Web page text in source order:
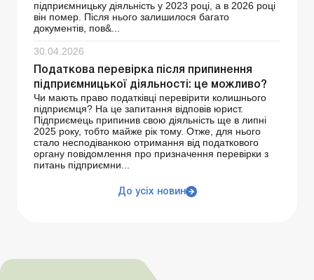
підприємницьку діяльність у 2023 році, а в 2026 році
він помер. Після нього залишилося багато
документів, пов&...
30.04.2026
Податкова перевірка після припинення
підприємницької діяльності: це можливо?
Чи мають право податківці перевірити колишнього
підприємця? На це запитання відповів юрист.
Підприємець припинив свою діяльність ще в липні
2025 року, тобто майже рік тому. Отже, для нього
стало несподіванкою отримання від податкового
органу повідомлення про призначення перевірки з
питань підприємни...
До усіх новин